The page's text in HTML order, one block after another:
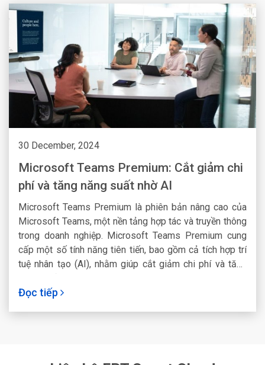
30 December, 2024
Microsoft Teams Premium: Cắt giảm chi
phí và tăng năng suất nhờ AI
Microsoft Teams Premium là phiên bản nâng cao của
Microsoft Teams, một nền tảng hợp tác và truyền thông
trong doanh nghiệp. Microsoft Teams Premium cung
cấp một số tính năng tiên tiến, bao gồm cả tích hợp trí
tuệ nhân tạo (AI), nhằm giúp cắt giảm chi phí và tăng
Đọc tiếp